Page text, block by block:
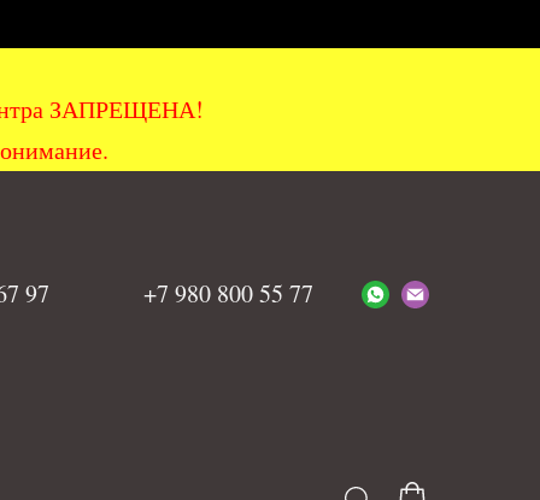
ЗАПРЕЩЕНА!
+7 980 800 55 77
97